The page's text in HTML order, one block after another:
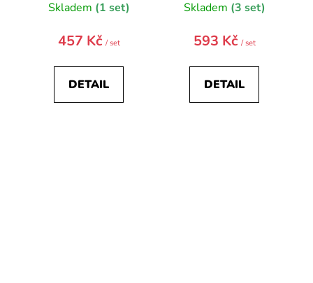
Skladem (1 set)
457 Kč / set
DETAIL
Skladem (3 set)
593 Kč / set
DETAIL